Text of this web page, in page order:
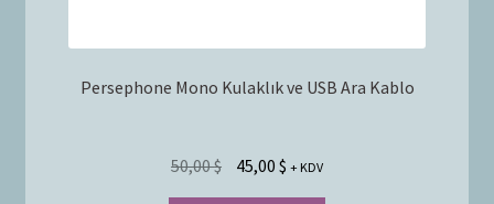
Persephone Mono Kulaklık ve USB Ara Kablo
50,00$ 45,00 $ + KDV